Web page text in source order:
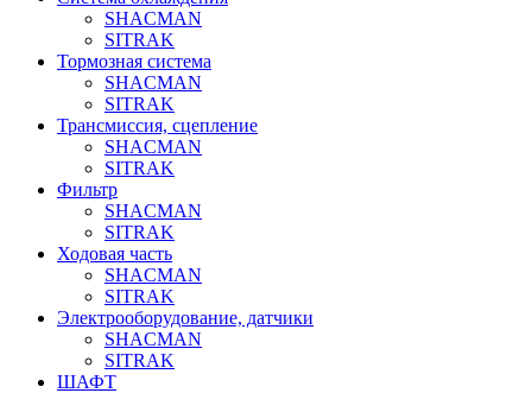
SHACMAN
SITRAK
Тормозная система
SHACMAN
SITRAK
Трансмиссия, сцепление
SHACMAN
SITRAK
Фильтр
SHACMAN
SITRAK
Ходовая часть
SHACMAN
SITRAK
Электрооборудование, датчики
SHACMAN
SITRAK
ШАФТ